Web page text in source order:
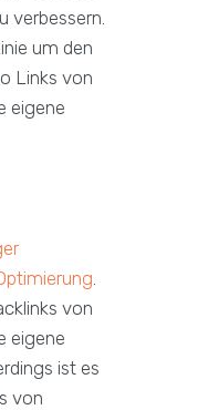
verbessern.
um den
Links von
eigene
.
von
eigene
ist es
von